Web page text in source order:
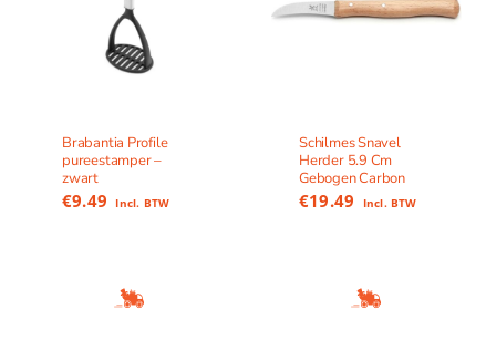
Brabantia Profile
pureestamper –
zwart
€9.49 Incl. BTW
Schilmes Snavel
Herder 5.9 Cm
Gebogen Carbon
€19.49 Incl. BTW